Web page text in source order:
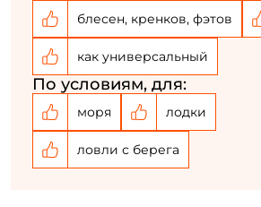
блесен, кренков, фэтов
как универсальный
По условиям, для:
моря лодки
ловли с берега